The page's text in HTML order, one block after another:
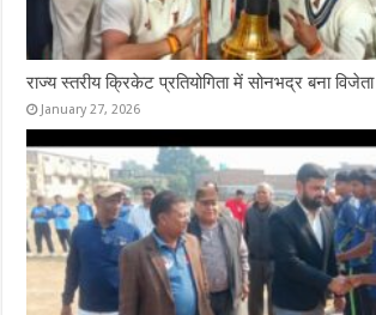
राज्य स्तरीय क्रिकेट प्रतियोगिता में सोनभद्र बना विजेता
January 27, 2026